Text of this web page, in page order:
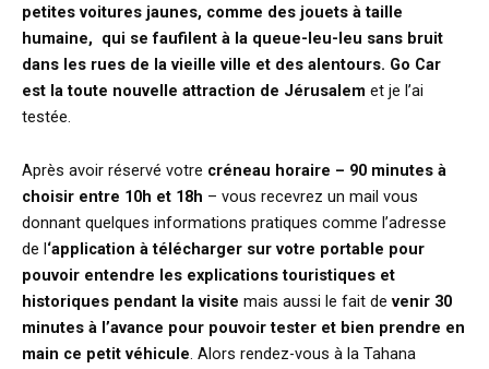
petites voitures jaunes, comme des jouets à taille
humaine, qui se faufilent à la queue-leu-leu sans bruit
dans les rues de la vieille ville et des alentours. Go Car
est la toute nouvelle attraction de Jérusalem et je l’ai
testée.
Après avoir réservé votre créneau horaire – 90 minutes à
choisir entre 10h et 18h – vous recevrez un mail vous
donnant quelques informations pratiques comme l’adresse
de l‘application à télécharger sur votre portable pour
pouvoir entendre les explications touristiques et
historiques pendant la visite mais aussi le fait de venir 30
minutes à l’avance pour pouvoir tester et bien prendre en
main ce petit véhicule. Alors rendez-vous à la Tahana